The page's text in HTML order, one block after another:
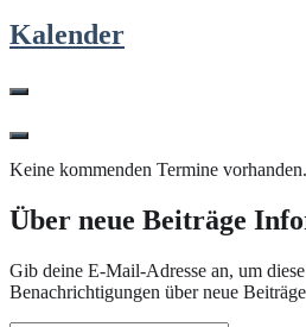
Kalender
Keine kommenden Termine vorhanden.
Über neue Beiträge
Gib deine E-Mail-Adresse an, um
Benachrichtigungen über neue